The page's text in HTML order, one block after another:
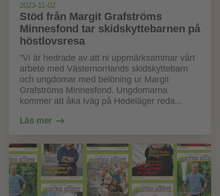
2023-11-02
Stöd från Margit Grafströms
Minnesfond tar skidskyttebarnen på
höstlovsresa
”Vi är hedrade av att ni uppmärksammar vårt
arbete med Västernorrlands skidskyttebarn
och ungdomar med belöning ur Margit
Grafströms Minnesfond. Ungdomarna
kommer att åka iväg på Hedeläger reda...
Läs mer